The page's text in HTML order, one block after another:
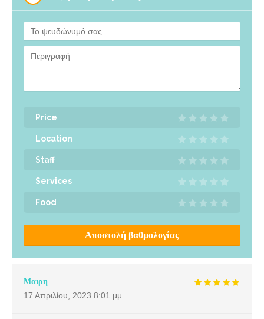
Price
Location
Staff
Services
Food
Αποστολή βαθμολογίας
Μαιρη
17 Απριλίου, 2023 8:01 μμ